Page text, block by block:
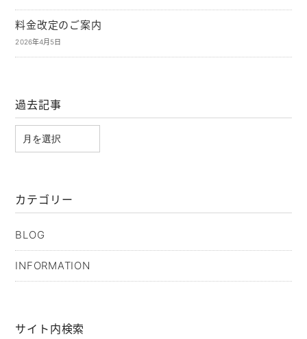
料金改定のご案内
2026年4月5日
過去記事
カテゴリー
BLOG
INFORMATION
サイト内検索